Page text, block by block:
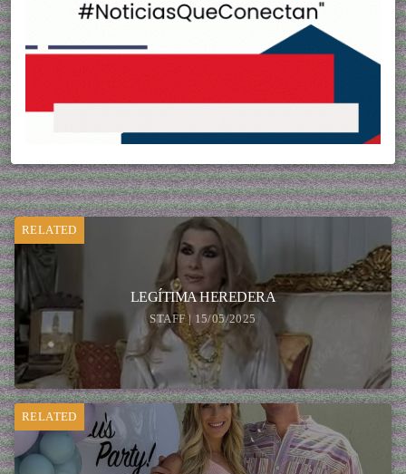
RELATED
LEGÍTIMA HEREDERA
STAFF | 15/05/2025
RELATED